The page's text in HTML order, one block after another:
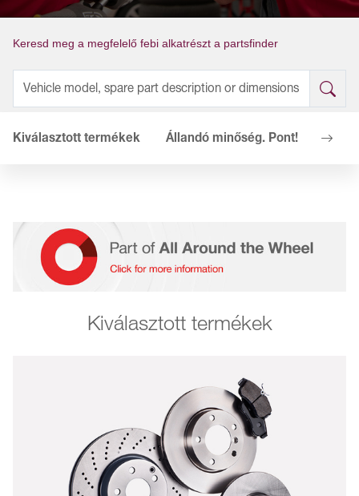
Keresd meg a megfelelő febi alkatrészt a partsfinder
Kiválasztott termékek Állandó minőség. Pont! Az
Kiválasztott termékek